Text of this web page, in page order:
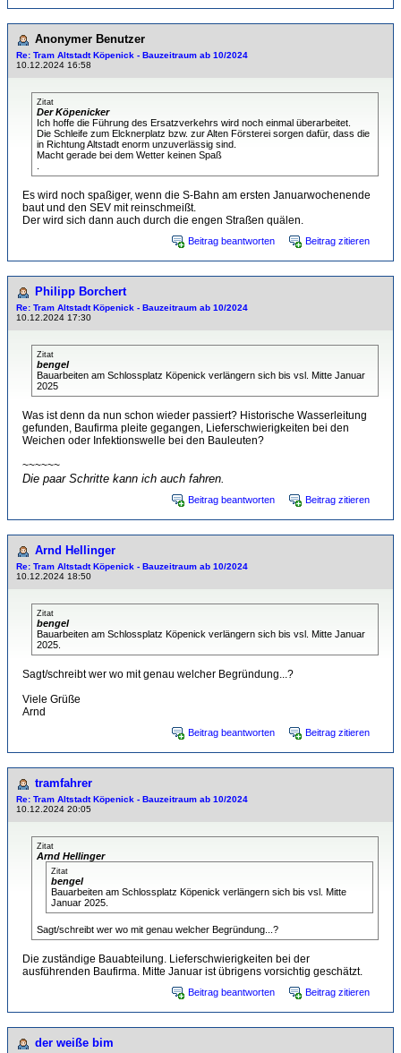
Anonymer Benutzer
Re: Tram Altstadt Köpenick - Bauzeitraum ab 10/2024
10.12.2024 16:58
Zitat
Der Köpenicker
Ich hoffe die Führung des Ersatzverkehrs wird noch einmal überarbeitet.
Die Schleife zum Elcknerplatz bzw. zur Alten Försterei sorgen dafür, dass die
in Richtung Altstadt enorm unzuverlässig sind.
Macht gerade bei dem Wetter keinen Spaß
Es wird noch spaßiger, wenn die S-Bahn am ersten Januarwochenende
baut und den SEV mit reinschmeißt.
Der wird sich dann auch durch die engen Straßen quälen.
Beitrag beantworten Beitrag zitieren
Philipp Borchert
Re: Tram Altstadt Köpenick - Bauzeitraum ab 10/2024
10.12.2024 17:30
Zitat
bengel
Bauarbeiten am Schlossplatz Köpenick verlängern sich bis vsl. Mitte Januar
2025
Was ist denn da nun schon wieder passiert? Historische Wasserleitung
gefunden, Baufirma pleite gegangen, Lieferschwierigkeiten bei den
Weichen oder Infektionswelle bei den Bauleuten?
~~~~~~
Die paar Schritte kann ich auch fahren.
Beitrag beantworten Beitrag zitieren
Arnd Hellinger
Re: Tram Altstadt Köpenick - Bauzeitraum ab 10/2024
10.12.2024 18:50
Zitat
bengel
Bauarbeiten am Schlossplatz Köpenick verlängern sich bis vsl. Mitte Januar
2025.
Sagt/schreibt wer wo mit genau welcher Begründung...?
Viele Grüße
Arnd
Beitrag beantworten Beitrag zitieren
tramfahrer
Re: Tram Altstadt Köpenick - Bauzeitraum ab 10/2024
10.12.2024 20:05
Zitat
Arnd Hellinger
Zitat
bengel
Bauarbeiten am Schlossplatz Köpenick verlängern sich bis vsl. Mitte
Januar 2025.
Sagt/schreibt wer wo mit genau welcher Begründung...?
Die zuständige Bauabteilung. Lieferschwierigkeiten bei der
ausführenden Baufirma. Mitte Januar ist übrigens vorsichtig geschätzt.
Beitrag beantworten Beitrag zitieren
der weiße bim